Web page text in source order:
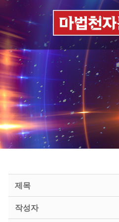
제목
작성자